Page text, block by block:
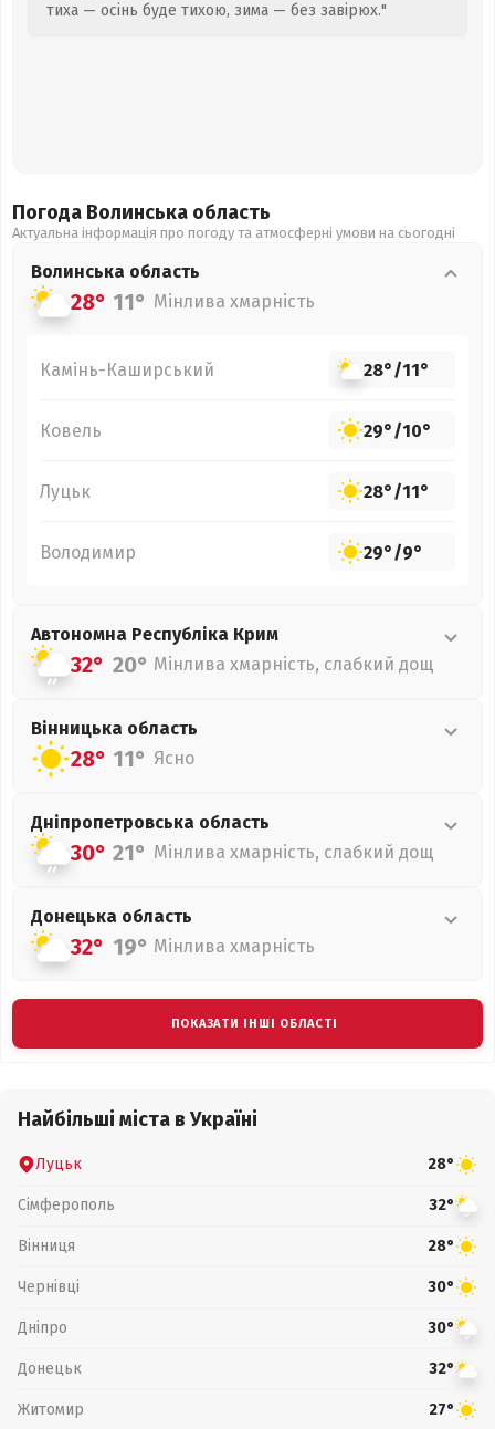
тиха — осінь буде тихою, зима — без завірюх."
Погода Волинська область
Актуальна інформація про погоду та атмосферні умови на сьогодні
Волинська область
28° 11° Мінлива хмарність
Камінь-Каширський 28°/11°
Ковель 29°/10°
Луцьк 28°/11°
Володимир 29°/9°
Автономна Республіка Крим
32° 20° Мінлива хмарність, слабкий дощ
Вінницька область
28° 11° Ясно
Дніпропетровська область
30° 21° Мінлива хмарність, слабкий дощ
Донецька область
32° 19° Мінлива хмарність
ПОКАЗАТИ ІНШІ ОБЛАСТІ
Найбільші міста в Україні
Луцьк 28°
Сімферополь 32°
Вінниця 28°
Чернівці 30°
Дніпро 30°
Донецьк 32°
Житомир 27°